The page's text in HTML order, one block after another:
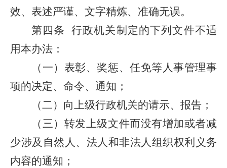
效、表述严谨、文字精炼、准确无误。
第四条
行政机关制定的下列文件不适
用本办法：
（一）表彰、奖惩、任免等人事管理事
项的决定、命令、通知；
（二）向上级行政机关的请示、报告；
（三）转发上级文件而没有增加或者减
少涉及自然人、法人和非法人组织权利义务
内容的通知；